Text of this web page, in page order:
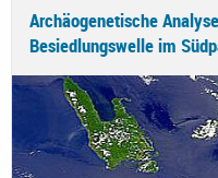
Archäogenetische
Besiedlungswelle im